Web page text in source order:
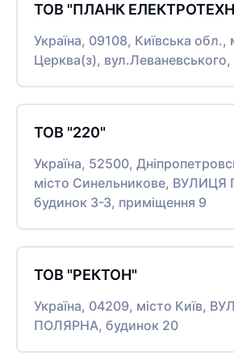
ТОВ "ПЛАНК
Україна, 09108, Київська обл.,
Церква(з),
ТОВ "220"
Україна, 52500,
місто Синельникове,
будинок 3-З, приміщення 9
ТОВ "РЕКТОН"
Україна, 04209, місто Київ,
ПОЛЯРНА, будинок 20